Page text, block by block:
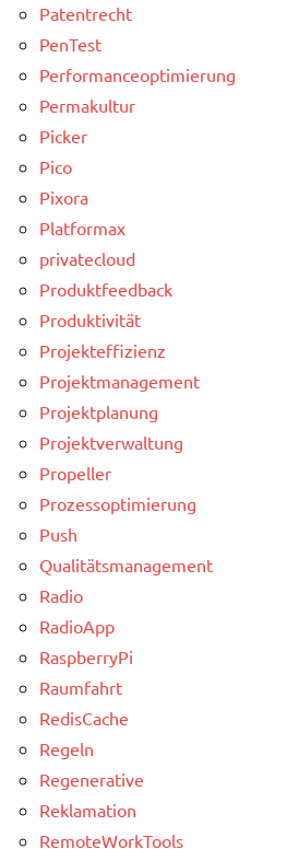
Patentrecht
PenTest
Performanceoptimierung
Permakultur
Picker
Pico
Pixora
Platformax
privatecloud
Produktfeedback
Produktivität
Projekteffizienz
Projektmanagement
Projektplanung
Projektverwaltung
Propeller
Prozessoptimierung
Push
Qualitätsmanagement
Radio
RadioApp
RaspberryPi
Raumfahrt
RedisCache
Regeln
Regenerative
Reklamation
RemoteWorkTools